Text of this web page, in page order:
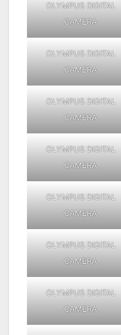
OLYMPUS DIGITAL
CAMERA
OLYMPUS DIGITAL
CAMERA
OLYMPUS DIGITAL
CAMERA
OLYMPUS DIGITAL
CAMERA
OLYMPUS DIGITAL
CAMERA
OLYMPUS DIGITAL
CAMERA
OLYMPUS DIGITAL
CAMERA